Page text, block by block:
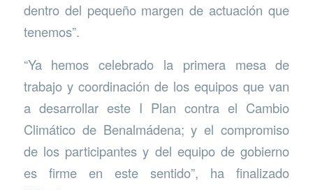
dentro del pequeño margen de actuación que
tenemos”.
“Ya hemos celebrado la primera mesa de
trabajo y coordinación de los equipos que van
a desarrollar este I Plan contra el Cambio
Climático de Benalmádena; y el compromiso
de los participantes y del equipo de gobierno
es firme en este sentido”, ha finalizado